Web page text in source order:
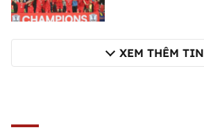
XEM THÊM TIN